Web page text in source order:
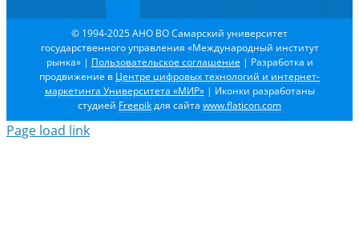
© 1994-2025 АНО ВО Самарский университет
государственного управления «Международный институт
рынка» | Пользовательское соглашение | Разработка и
продвижение в Центре цифровых технологий и интернет-
маркетинга Университета «МИР»| Иконки разработаны
студией Freepikдля сайта www.flaticon.com
Page load link